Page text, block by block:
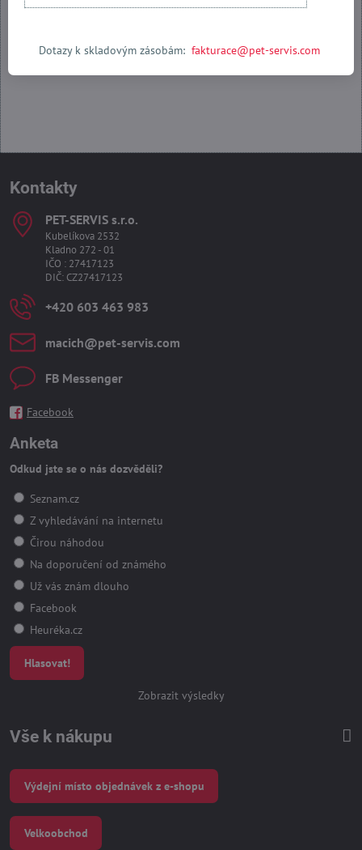
Kontakty
PET-SERVIS s​.r​.o​.
Kubelíkova 2532
Kladno 272 - 01
IČO : 27417123
DIČ: CZ27417123
+420 603 463 983
macich​@pet-servis​.com
FB Messenger
Facebook
Anketa
Odkud jste se o nás dozvěděli?
Seznam.cz
Z vyhledávání na internetu
Čirou náhodou
Na doporučení od známého
Už vás znám dlouho
Facebook
Heuréka.cz
Hlasovat!
Zobrazit výsledky
Vše k nákupu
Výdejní místo objednávek z e-shopu
Velkoobchod
Dotazy k skladovým zásobám:fakturace@pet-servis.com